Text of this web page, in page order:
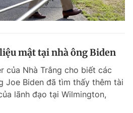
mật tại nhà ông Biden
của Nhà Trắng cho biết các
Joe Biden đã tìm thấy thêm tài
lãnh đạo tại Wilmington,